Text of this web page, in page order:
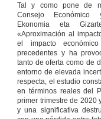
CAPÍTULO I
POTESTAD DE
INSPECCIÓN
Artículo 90
de la
inspección.
Artículo 91
Actividad
inspectora.
Artículo 92La
inspección de
Tal y como pone de
Consejo Económico
Ekonomia eta
«Aproximación al
el impacto
precedentes y ha
tanto de oferta como de
entorno de elevada
respecta, el estudio
en términos reales del
primer trimestre de 2020
y una significativa